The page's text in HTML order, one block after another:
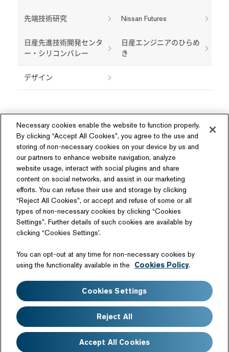
先端技術研究 Nissan Futures
日産先進技術開発センタ
ー・シリコンバレー
日産エンジニアのひらめ
き
デザイン
ソーシャルメディア
関連サイト
日産自動車硬式野球部
サイトマップ
このサイトについて
ウェブアクセシビリティ
個人情報の取扱いについて
クッキーポリシー
免責事項
よくあるご質問
Copyright©Nissan Motor Co., Ltd. All Rights Reserved
Necessary cookies enable the website to function properly.
By clicking “Accept All Cookies”, you agree to the use and
storing of non-necessary cookies on your device by us and
our partners to enhance website navigation, analyze
website usage, interact with social plugins and share
content on social networks, and assist in our marketing
efforts. You can refuse their use and storage by clicking
“Reject All Cookies”, or accept and refuse of some or all
types of non-necessary cookies by clicking “Cookies
Settings”. Further details of such cookies are available by
clicking “Cookies Settings’.
You can opt-out at any time for non-necessary cookies by
using the functionality available in the
Cookies Policy.
Cookies Settings
Reject All
Accept All Cookies